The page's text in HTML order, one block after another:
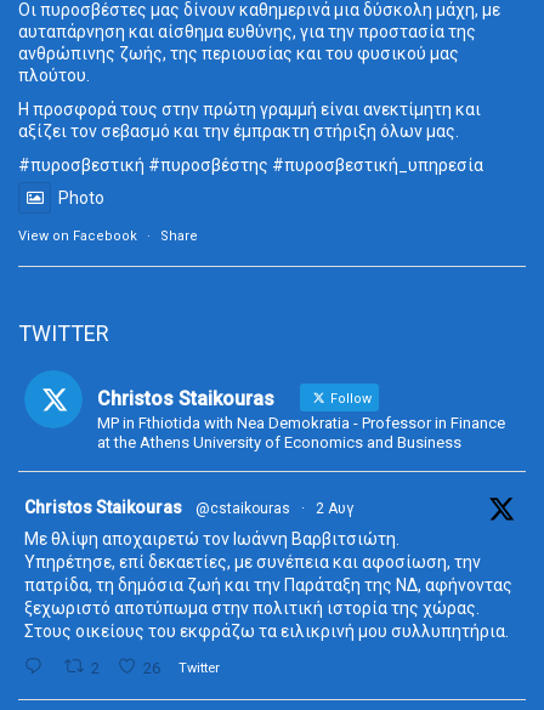
Οι πυροσβέστες μας δίνουν καθημερινά μια δύσκολη μάχη, με
αυταπάρνηση και αίσθημα ευθύνης, για την προστασία της
ανθρώπινης ζωής, της περιουσίας και του φυσικού μας
πλούτου.
Η προσφορά τους στην πρώτη γραμμή είναι ανεκτίμητη και
αξίζει τον σεβασμό και την έμπρακτη στήριξη όλων μας.
#πυροσβεστική #πυροσβέστης #πυροσβεστική_ υπηρεσία
Photo
View on Facebook · Share
TWITTER
Christos Staikouras Follow
MP in Fthiotida with Nea Demokratia - Professor in Finance
at the Athens University of Economics and Business
Christos Staikouras @cstaikouras · 2 Αυγ
Με θλίψη αποχαιρετώ τον Ιωάννη Βαρβιτσιώτη.
Υπηρέτησε, επί δεκαετίες, με συνέπεια και αφοσίωση, την
πατρίδα, τη δημόσια ζωή και την Παράταξη της ΝΔ, αφήνοντας
ξεχωριστό αποτύπωμα στην πολιτική ιστορία της χώρας.
Στους οικείους του εκφράζω τα ειλικρινή μου συλλυπητήρια.
2 26 Twitter